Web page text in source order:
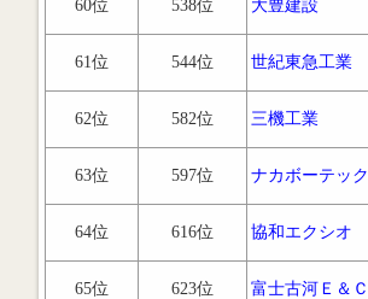
60位 538位 大豊建設
61位 544位 世紀東急工業
62位 582位 三機工業
63位 597位 ナカボーテック
64位 616位 協和エクシオ
65位 623位 富士古河Ｅ＆Ｃ